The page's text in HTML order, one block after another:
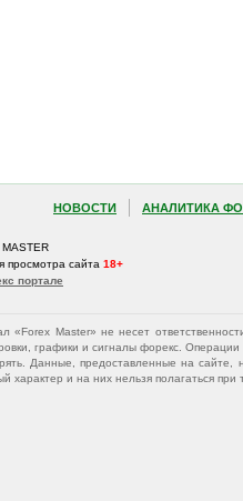
НОВОСТИ АНАЛИТИКА
MASTER
просмотра сайта 18+
портале
«Forex Master» не несет
графики и сигналы форекс.
Данные, предоставленные на
характер и на них нельзя полагаться при